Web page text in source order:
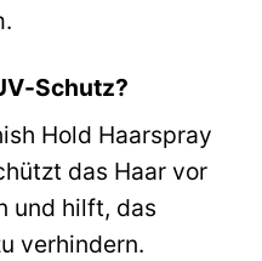
Schutz?
Hold Haarspray
das Haar vor
und hilft, das
verhindern.